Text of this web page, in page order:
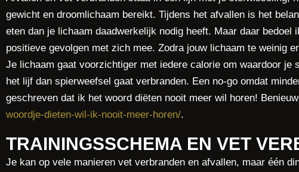
gewicht en droomlichaam bereikt. Tijdens het afvallen is het
eten dan je lichaam daadwerkelijk nodig heeft. Maar daar
positieve gevolgen met zich mee. Zodra jouw lichaam te weinig
Je lichaam gaat voorzichtiger met iedere calorie om waardoor je
het lijf dan spierweefsel gaat verbranden. Een no-go omdat
geschreven dat ik het woord diëten nooit meer wil horen!
woordje-dieten-wil-ik-nooit-meer-horen/.
TRAININGSSCHEMA EN VET
Je kan op vele manieren vet verbranden en afvallen, maar één